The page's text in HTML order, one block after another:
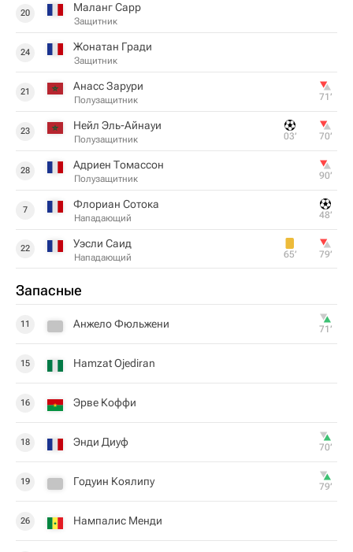
20 Маланг Сарр
Защитник
24 Жонатан Гради
Защитник
21 Анасс Зарури
Полузащитник 71‎’‎
23 Нейл Эль-Айнауи
Полузащитник 03‎’‎ 70‎’‎
28 Адриен Томассон
Полузащитник 90‎’‎
7 Флориан Сотока
Нападающий 48‎’‎
22 Уэсли Саид
Нападающий 65‎’‎ 79‎’‎
Запасные
11 Анжело Фюльжени 71‎’‎
15 Hamzat Ojediran
16 Эрве Коффи
18 Энди Диуф 70‎’‎
19 Годуин Коялипу 79‎’‎
26 Нампалис Менди